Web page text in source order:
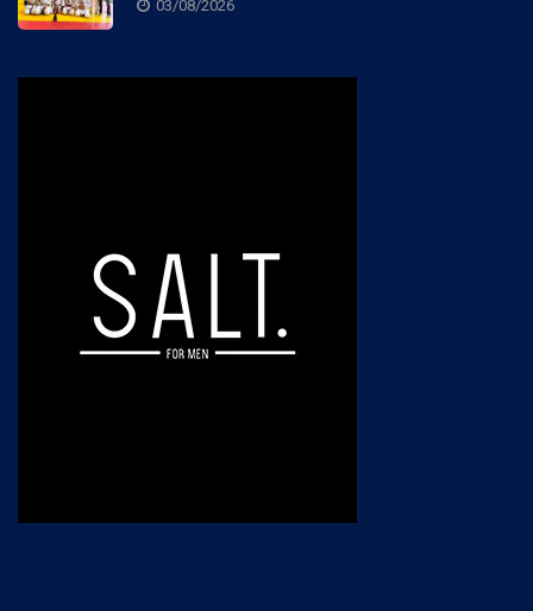
03/08/2026